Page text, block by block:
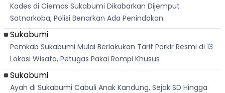
Kades di Ciemas Sukabumi Dikabarkan Dijemput
Satnarkoba, Polisi Benarkan Ada Penindakan
Sukabumi
Pemkab Sukabumi Mulai Berlakukan Tarif Parkir Resmi di 13
Lokasi Wisata, Petugas Pakai Rompi Khusus
Sukabumi
Ayah di Sukabumi Cabuli Anak Kandung, Sejak SD Hingga